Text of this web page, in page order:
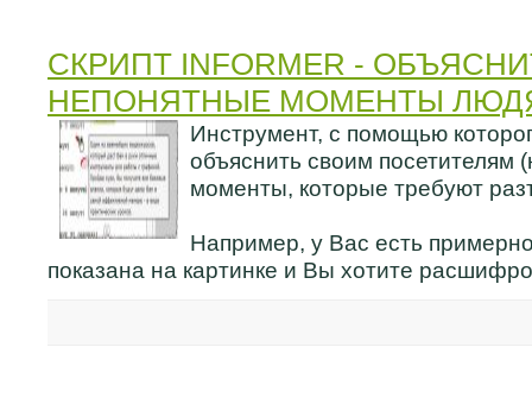
СКРИПТ INFORMER -
НЕПОНЯТНЫЕ МОМЕНТЫ
Инструмент, с помощью
объяснить своим посетителям
моменты, которые требуют
Например, у Вас есть
показана на картинке и Вы хотите